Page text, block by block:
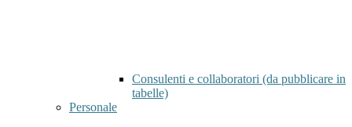
Consulenti e collaboratori (da pubblicare in
tabelle)
Personale